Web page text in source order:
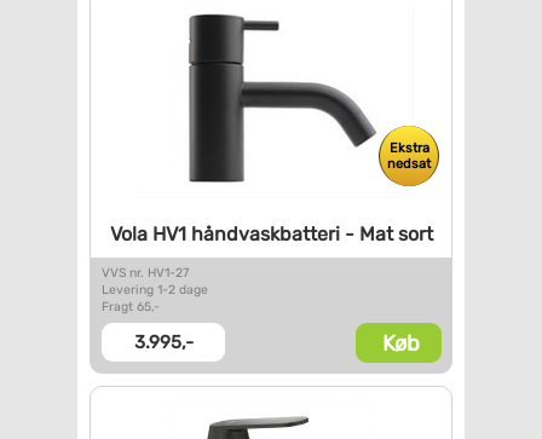
Ekstra
nedsat
Vola HV1 håndvaskbatteri - Matsort
VVS nr. HV1-27
Levering 1-2 dage
Fragt 65,-
3.995,- Køb